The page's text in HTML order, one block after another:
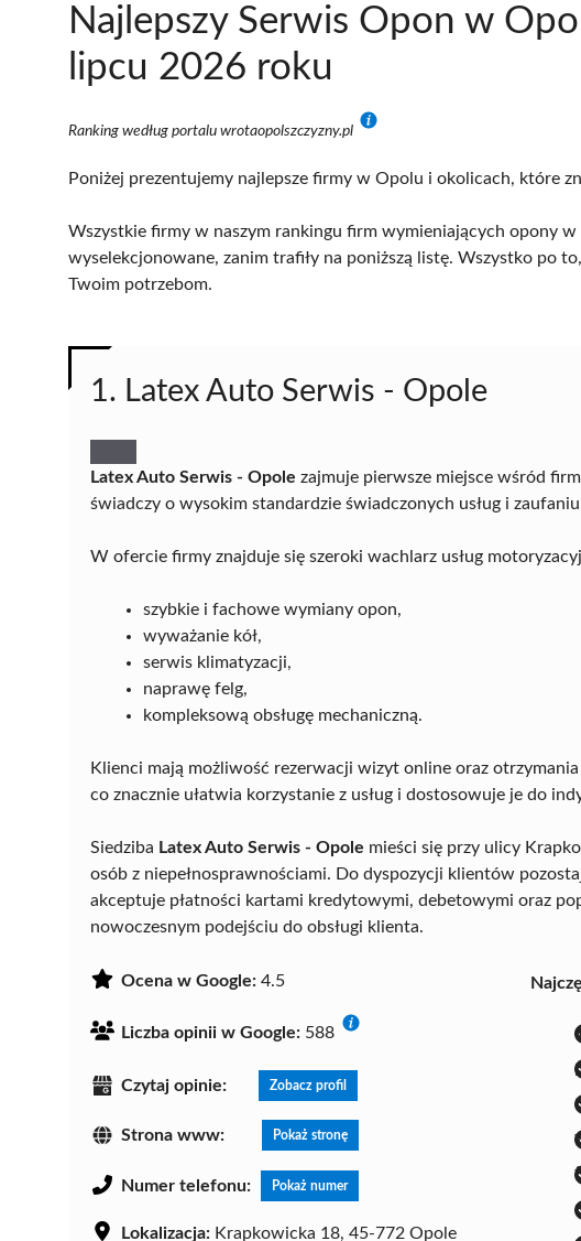
Najlepszy Serwis Opon w
lipcu 2026 roku
Ranking według portalu wrotaopolszczyzny.pl
Poniżej prezentujemy najlepsze firmy w Opolu i okolicach, które
Wszystkie firmy w naszym rankingu firm wymieniających opony w
wyselekcjonowane, zanim trafiły na poniższą listę. Wszystko po
Twoim potrzebom.
1. Latex Auto Serwis - Opole
Latex Auto Serwis - Opole zajmuje pierwsze miejsce wśród
świadczy o wysokim standardzie świadczonych usług i
W ofercie firmy znajduje się szeroki wachlarz usług
szybkie i fachowe wymiany opon,
wyważanie kół,
serwis klimatyzacji,
naprawę felg,
kompleksową obsługę mechaniczną.
Klienci mają możliwość rezerwacji wizyt online oraz
co znacznie ułatwia korzystanie z usług i dostosowuje je do
Siedziba Latex Auto Serwis - Opole mieści się przy ulicy
osób z niepełnosprawnościami. Do dyspozycji klientów
akceptuje płatności kartami kredytowymi, debetowymi oraz
nowoczesnym podejściu do obsługi klienta.
Ocena w Google: 4.5
Liczba opinii w Google: 588
Czytaj opinie: Zobacz profil
Strona www: Pokaż stronę
Numer telefonu: Pokaż numer
Lokalizacja: Krapkowicka 18, 45-772 Opole